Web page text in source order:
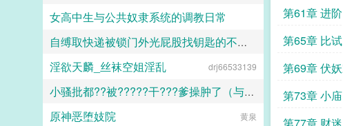
第61章 进阶
第65章 比试
第69章 伏
第73章 小庙
愿璀璨的北极光永远闪耀
女高中生与公共奴隶系统的调教日常
喵不可言
自缚取快递被锁门外光屁股找钥匙的不良妹妹
黑翼君
淫欲天麟_丝袜空姐淫乱 drj66533139
小骚批都??被?????干???爹操肿了（与狼共枕）
百无禁忌
原神恶堕妓院 黄泉